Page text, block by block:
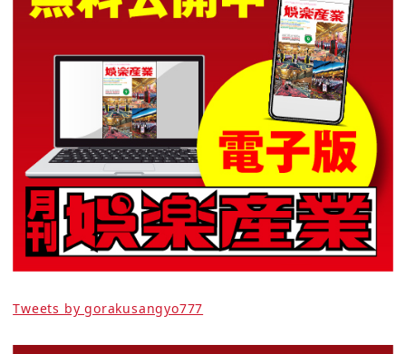
Tweets by gorakusangyo777